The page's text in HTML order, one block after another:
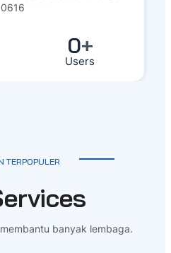
0616
0+
Users
TERPOPULER
banyak lembaga.